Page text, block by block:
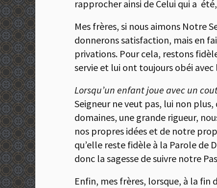
rapprocher ainsi de Celui qui a
Mes frères, si nous aimons Notre
donnerons satisfaction, mais en
privations. Pour cela, restons
servie et lui ont toujours obéi
Lorsqu’un enfant joue avec un
Seigneur ne veut pas, lui non plus,
domaines, une grande rigueur,
nos propres idées et de notre
qu’elle reste fidèle à la Parole de
donc la sagesse de suivre notre
Enfin, mes frères, lorsque, à la fin